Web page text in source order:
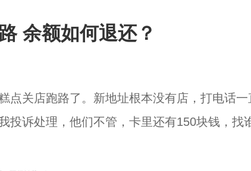
余额如何退还？
点关店跑路了。新地址根本没有店，打电话一
投诉处理，他们不管，卡里还有150块钱，找